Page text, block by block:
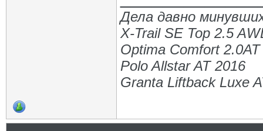
Дела давно
X-Trail SE Top 2.5
Optima Comfort
Polo Allstar AT 2016
Granta Liftback Luxe